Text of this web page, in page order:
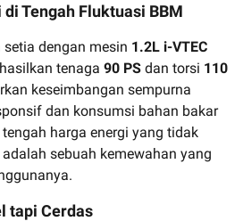
Tengah Fluktuasi BBM
dengan mesin 1.2L i-VTEC
tenaga 90 PS dan torsi 110
keseimbangan sempurna
dan konsumsi bahan bakar
harga energi yang tidak
sebuah kemewahan yang
tapi Cerdas